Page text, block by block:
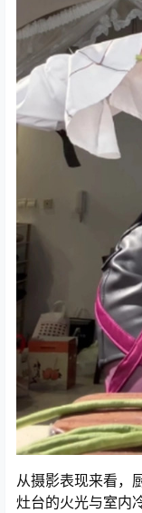
从摄影表现来看，
灶台的火光与室内